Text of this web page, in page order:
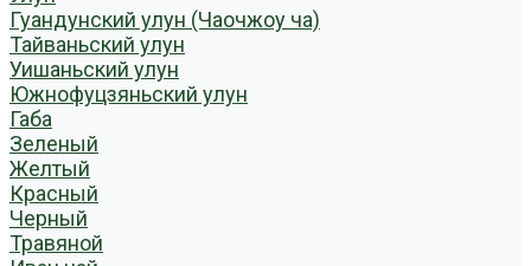
Гуандунский улун (Чаочжоу ча)
Тайваньский улун
Уишаньский улун
Южнофуцзяньский улун
Габа
Зеленый
Желтый
Красный
Черный
Травяной